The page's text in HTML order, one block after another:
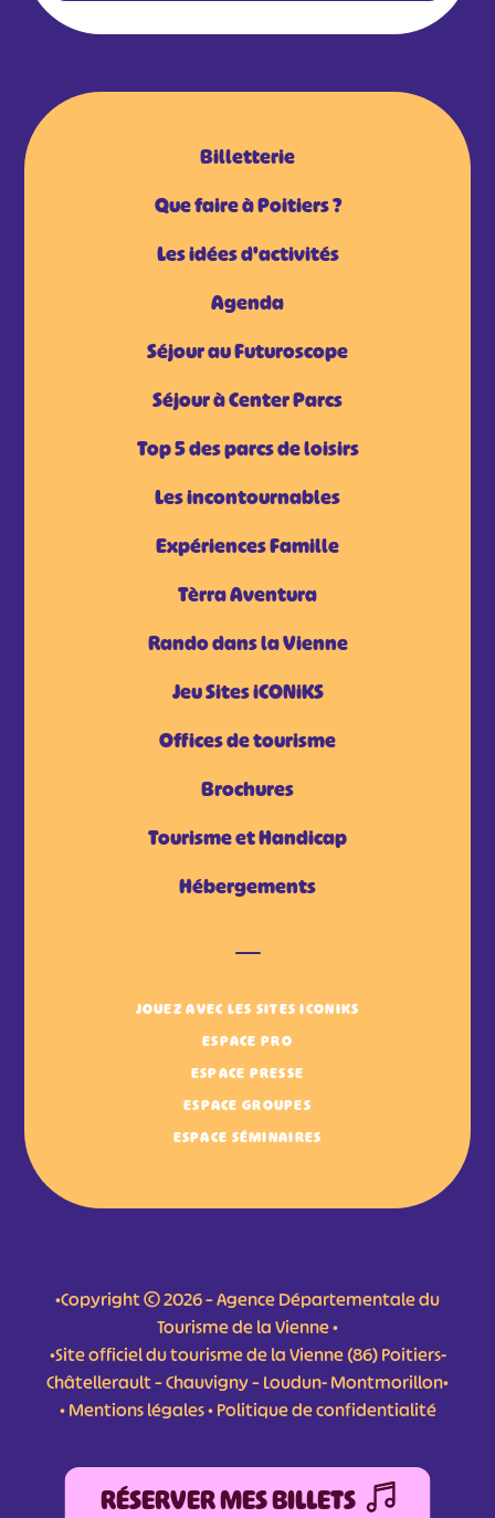
Billetterie
Que faire à Poitiers ?
Les idées d'activités
Agenda
Séjour au Futuroscope
Séjour à Center Parcs
Top 5 des parcs de loisirs
Les incontournables
Expériences Famille
Tèrra Aventura
Rando dans la Vienne
Jeu Sites iCONiKS
Offices de tourisme
Brochures
Tourisme et Handicap
Hébergements
JOUEZ AVEC LES SITES ICONIKS
ESPACE PRO
ESPACE PRESSE
ESPACE GROUPES
ESPACE SÉMINAIRES
•Copyright © 2026 – Agence Départementale du
Tourisme de la Vienne •
•Site officiel du tourisme de la Vienne (86) Poitiers-
Châtellerault – Chauvigny – Loudun- Montmorillon•
•Mentions légales•Politique de confidentialité
RÉSERVER MES BILLETS